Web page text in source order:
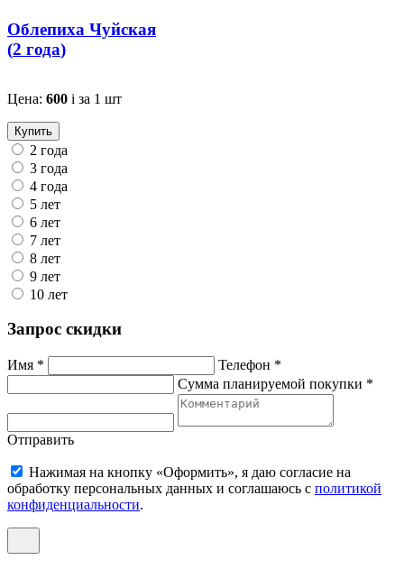
Облепиха Чуйская
(2 года)
Цена: 600 i за 1 шт
Купить
2 года
3 года
4 года
5 лет
6 лет
7 лет
8 лет
9 лет
10 лет
Запрос скидки
Имя *
Телефон *
Сумма планируемой покупки *
Отправить
Нажимая на кнопку «Оформить», я даю согласие на
обработку персональных данных и соглашаюсь c политикой
конфиденциальности.